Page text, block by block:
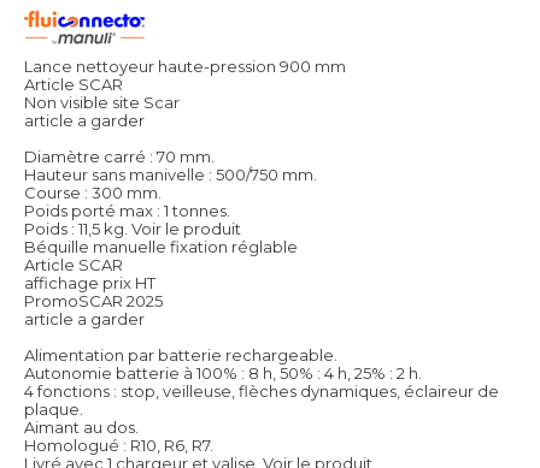
Lance nettoyeur haute-pression 900 mm
Article SCAR
Non visible site Scar
article a garder
Diamètre carré : 70 mm.
Hauteur sans manivelle : 500/750 mm.
Course : 300 mm.
Poids porté max : 1 tonnes.
Poids : 11,5 kg. Voir le produit
Béquille manuelle fixation réglable
Article SCAR
affichage prix HT
PromoSCAR 2025
article a garder
Alimentation par batterie rechargeable.
Autonomie batterie à 100% : 8 h, 50% : 4 h, 25% : 2 h.
4 fonctions : stop, veilleuse, flèches dynamiques, éclaireur de
plaque.
Aimant au dos.
Homologué : R10, R6, R7.
Livré avec 1 chargeur et valise. Voir le produit